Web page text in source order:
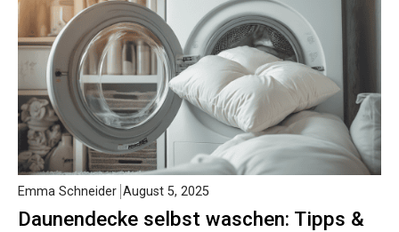
Daunendecke selbst waschen: Tipps &
Emma Schneider August 5, 2025